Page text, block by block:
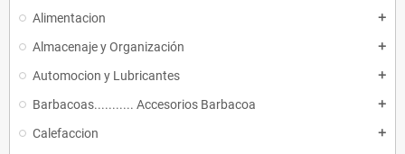
Alimentacion add
Almacenaje y Organización add
Automocion y Lubricantes add
Barbacoas........... Accesorios Barbacoa add
Calefaccion add